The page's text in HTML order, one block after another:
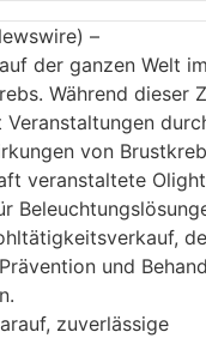
–
der ganzen Welt
Während dieser
von
veranstaltete
und
zuverlässige